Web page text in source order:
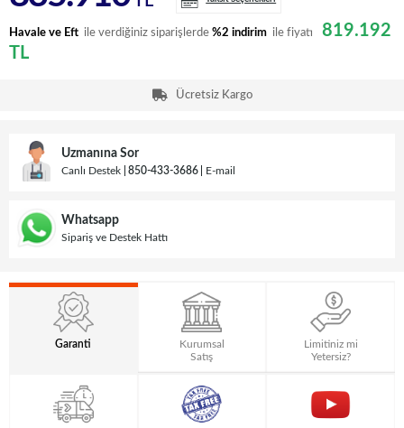
Havale ve Eft ile verdiğiniz siparişlerde %2 indirim ile fiyatı
819.192
TL
Ücretsiz Kargo
Uzmanına Sor
Canlı Destek 850-433-3686 E-mail
Whatsapp
Sipariş ve Destek Hattı
Garanti
Kurumsal
Satış
Limitiniz mi
Yetersiz?